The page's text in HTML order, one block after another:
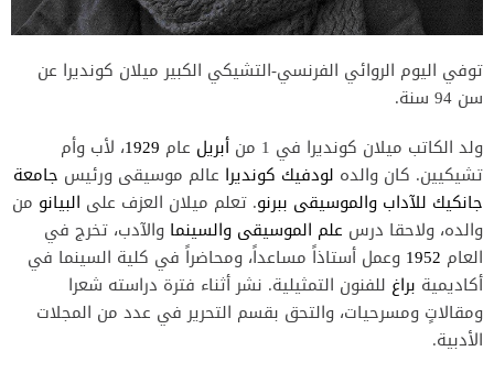
توفي اليوم الروائي الفرنسي-التشيكي الكبير ميلان كونديرا عن
سن 94 سنة.
ولد الكاتب ميلان كونديرا في 1 من
أبريل عام 1929، لأب وأم
تشيكيين. كان والده لودفيك كونديرا عالم موسيقى ورئيس جامعة
جانكيك للآداب والموسيقى ببرنو. تعلم ميلان العزف على البيانو من
والده، ولاحقا درس علم الموسيقى والسينما والآدب، تخرج في
العام 1952 وعمل أستاذاً مساعداً، ومحاضراً في كلية السينما في
أكاديمية براغ للفنون التمثيلية. نشر أثناء فترة دراسته شعرا
ومقالاتٍ ومسرحيات، والتحق بقسم التحرير في عدد من المجلات
الأدبية.